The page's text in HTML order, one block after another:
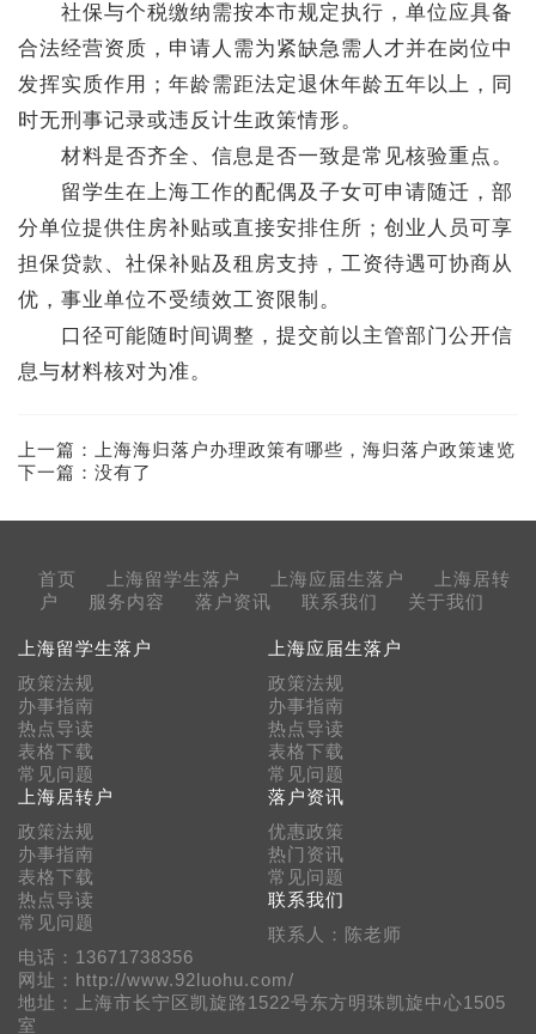
社保与个税缴纳需按本市规定执行，单位应具备
合法经营资质，申请人需为紧缺急需人才并在岗位中
发挥实质作用；年龄需距法定退休年龄五年以上，同
时无刑事记录或违反计生政策情形。
材料是否齐全、信息是否一致是常见核验重点。
留学生在上海工作的配偶及子女可申请随迁，部
分单位提供住房补贴或直接安排住所；创业人员可享
担保贷款、社保补贴及租房支持，工资待遇可协商从
优，事业单位不受绩效工资限制。
口径可能随时间调整，提交前以主管部门公开信
息与材料核对为准。
上一篇：
上海海归落户办理政策有哪些，海归落户政策速览
下一篇：没有了
首页 上海留学生落户 上海应届生落户
上海居转
户
服务内容 落户资讯 联系我们 关于我们
上海留学生落户
政策法规
办事指南
热点导读
表格下载
常见问题
上海应届生落户
政策法规
办事指南
热点导读
表格下载
常见问题
上海居转户
政策法规
办事指南
表格下载
热点导读
常见问题
落户资讯
优惠政策
热门资讯
常见问题
联系我们
联系人：陈老师
电话：13671738356
网址：http://www.92luohu.com/
地址：上海市长宁区凯旋路1522号东方明珠凯旋中心1505
室